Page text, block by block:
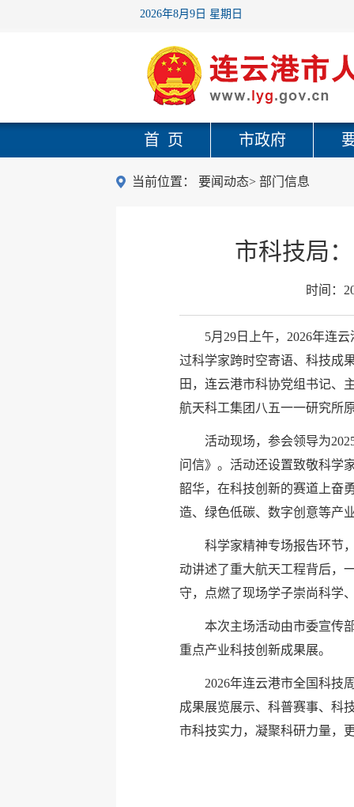
2026年8月9日 星期日
首 页 市政府
当前位置： 要闻动态> 部门信息
市科技局
时间：
5月29日上午，2026年连
过科学家跨时空寄语、科技成
田，连云港市科协党组书记、
航天科工集团八五一一研究所
活动现场，参会领导为
问信》。活动还设置致敬科学
韶华，在科技创新的赛道上奋
造、绿色低碳、数字创意等产
科学家精神专场报告环节
动讲述了重大航天工程背后，
守，点燃了现场学子崇尚科学
本次主场活动由市委宣传
重点产业科技创新成果展。
2026年连云港市全国科技
成果展览展示、科普赛事、科
市科技实力，凝聚科研力量，